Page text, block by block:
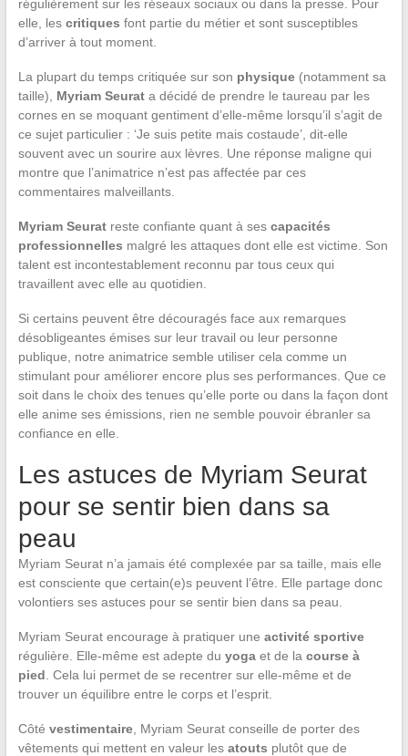
régulièrement sur les réseaux sociaux ou dans la presse. Pour
elle, les critiques font partie du métier et sont susceptibles
d’arriver à tout moment.
La plupart du temps critiquée sur son physique(notamment sa
taille), Myriam Seurata décidé de prendre le taureau par les
cornes en se moquant gentiment d’elle-même lorsqu’il s’agit de
ce sujet particulier : ‘Je suis petite mais costaude’, dit-elle
souvent avec un sourire aux lèvres. Une réponse maligne qui
montre que l’animatrice n’est pas affectée par ces
commentaires malveillants.
Myriam Seuratreste confiante quant à ses capacités
professionnelles malgré les attaques dont elle est victime. Son
talent est incontestablement reconnu par tous ceux qui
travaillent avec elle au quotidien.
Si certains peuvent être découragés face aux remarques
désobligeantes émises sur leur travail ou leur personne
publique, notre animatrice semble utiliser cela comme un
stimulant pour améliorer encore plus ses performances. Que ce
soit dans le choix des tenues qu’elle porte ou dans la façon dont
elle anime ses émissions, rien ne semble pouvoir ébranler sa
confiance en elle.
Les astuces de Myriam Seurat
pour se sentir bien dans sa
peau
Myriam Seurat n’a jamais été complexée par sa taille, mais elle
est consciente que certain(e)s peuvent l’être. Elle partage donc
volontiers ses astuces pour se sentir bien dans sa peau.
Myriam Seurat encourage à pratiquer une activité sportive
régulière. Elle-même est adepte du yogaet de la course à
pied . Cela lui permet de se recentrer sur elle-même et de
trouver un équilibre entre le corps et l’esprit.
Côté vestimentaire, Myriam Seurat conseille de porter des
vêtements qui mettent en valeur les atouts plutôt que de